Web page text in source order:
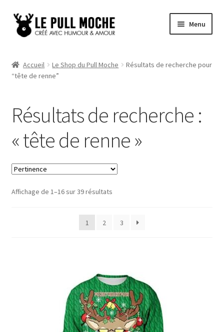
Aller
Aller
au
Menu
Pull Noël Femme
Pull Noël Homme
Pull Enfant
Accueil Le Shop du Pull Moche
Résultats de recherche pour
“tête de renne”
Résultats de recherche :
« tête de renne »
Affichage de 1–16 sur 39 résultats
1 2 3